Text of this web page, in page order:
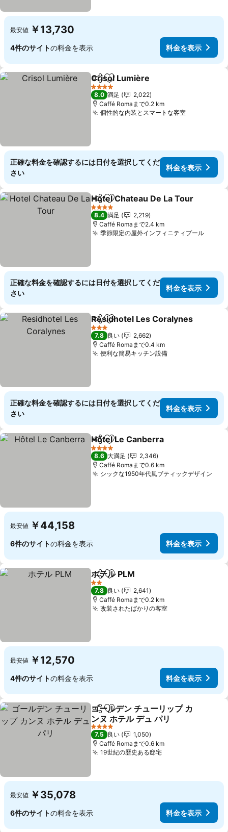
最安値 ￥13,730
4件のサイトの料金を表示 料金を表示
シェアお気に入りに追加
Crisol Lumière
4 ホテルのランク
8.0 満足
2,022
Caffé Romaまで0.2 km
個性的な内装とスマートな客室料金を表示
正確な料金を確認するには日付を選択してくだ
さい
料金を表示
シェアお気に入りに追加
Hotel Chateau De La Tour
4 ホテルのランク
8.4 満足
2,219
Caffé Romaまで2.4 km
季節限定の屋外インフィニティプール料金
正確な料金を確認するには日付を選択してくだ
さい
料金を表示
シェアお気に入りに追加
Residhotel Les Coralynes
3 ホテルのランク
7.8 良い
2,662
Caffé Romaまで0.4 km
便利な簡易キッチン設備料金を表示
正確な料金を確認するには日付を選択してくだ
さい
料金を表示
シェアお気に入りに追加
Hôtel Le Canberra
4 ホテルのランク
8.6 大満足
2,346
Caffé Romaまで0.6 km
シックな1950年代風ブティックデザイン
最安値 ￥44,158
6件のサイトの料金を表示 料金を表示
シェアお気に入りに追加
ホテル PLM
2 ホテルのランク
7.8 良い
2,641
Caffé Romaまで0.2 km
改装されたばかりの客室料金を表示
最安値 ￥12,570
4件のサイトの料金を表示 料金を表示
シェアお気に入りに追加
ゴールデン チューリップ カ
ンヌ ホテル デュ パリ
料金を表示
4 ホテルのランク
7.5 良い
1,050
Caffé Romaまで0.6 km
19世紀の歴史ある邸宅料金を表示
最安値 ￥35,078
6件のサイトの料金を表示 料金を表示